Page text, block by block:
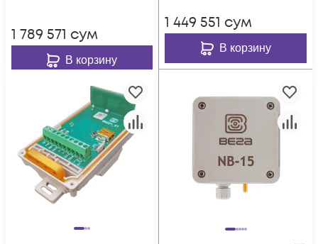
1 789 571 сум
В корзину
1 449 551 сум
В корзину